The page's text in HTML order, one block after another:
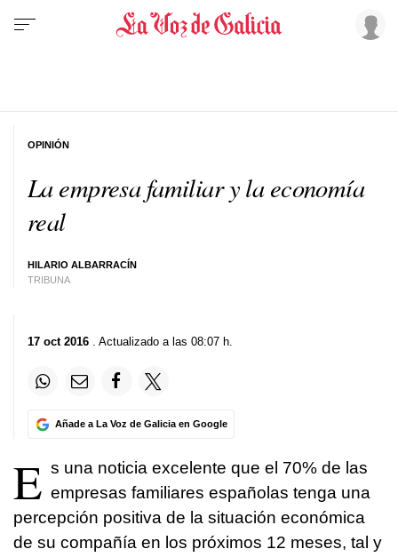
La empresa familiar y la economía
real
HILARIO ALBARRACÍN
TRIBUNA
OPINIÓN
17 oct 2016 . Actualizado a las 08:07 h.
Añade a La Voz de Galicia en Google
E s una noticia excelente que el 70% de las
empresas familiares españolas tenga una
percepción positiva de la situación económica
de su compañía en los próximos 12 meses, tal y